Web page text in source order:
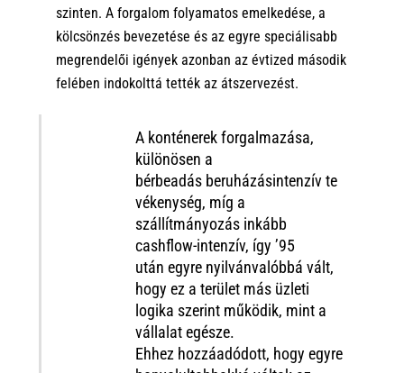
szinten. Aforgalom folyamatos emelkedése, a
kölcsönzés bevezetése és az egyre speciálisabb
megrendelői igények azonban az évtized második
felében indokolttátették az átszervezést.
A konténerek forgalmazása,
különösen a
bérbeadás beruházásintenzív te
vékenység, míg a
szállítmányozás inkább
cashflow-intenzív, így’95
után egyre nyilvánvalóbbá vált,
hogy ez a terület más üzleti
logika szerint működik, mint a
vállalat egésze.
Ehhez hozzáadódott, hogyegyre